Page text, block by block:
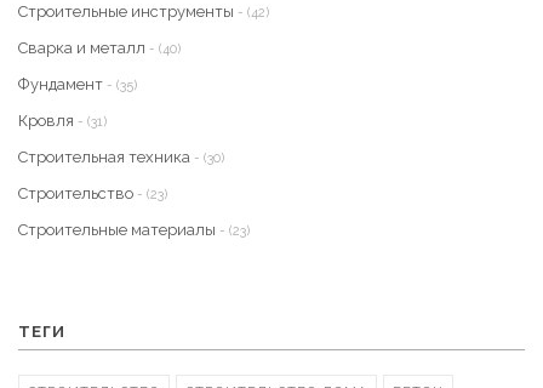
Строительные инструменты - (42)
Сварка и металл - (40)
Фундамент - (35)
Кровля - (31)
Строительная техника - (30)
Строительство - (23)
Строительные материалы - (23)
ТЕГИ